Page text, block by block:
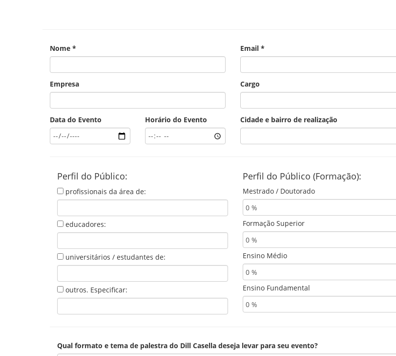
Nome * Email *
Empresa Cargo
Data do Evento Horário do Evento Cidade e bairro de realização
Perfil do Público:
profissionais da área de:
educadores:
universitários / estudantes de:
outros. Especificar:
Perfil do Público (Formação):
Mestrado / Doutorado
Formação Superior
Ensino Médio
Ensino Fundamental
Qual formato e tema de palestra do Dill Casella deseja levar para seu evento?